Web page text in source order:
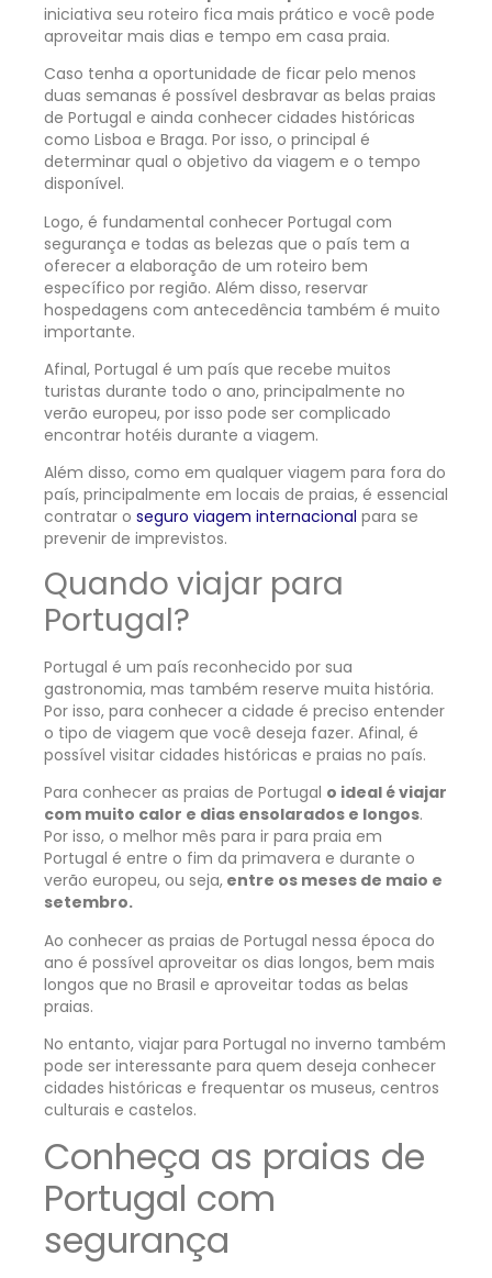
iniciativa seu roteiro fica mais prático e você pode
aproveitar mais dias e tempo em casa praia.
Caso tenha a oportunidade de ficar pelo menos
duas semanas é possível desbravar as belas praias
de Portugal e ainda conhecer cidades históricas
como Lisboa e Braga. Por isso, o principal é
determinar qual o objetivo da viagem e o tempo
disponível.
Logo, é fundamental conhecer Portugal com
segurança e todas as belezas que o país tem a
oferecer a elaboração de um roteiro bem
específico por região. Além disso, reservar
hospedagens com antecedência também é muito
importante.
Afinal, Portugal é um país que recebe muitos
turistas durante todo o ano, principalmente no
verão europeu, por isso pode ser complicado
encontrar hotéis durante a viagem.
Além disso, como em qualquer viagem para fora do
país, principalmente em locais de praias, é essencial
contratar o seguro viagem internacional para se
prevenir de imprevistos.
Quando viajar para
Portugal?
Portugal é um país reconhecido por sua
gastronomia, mas também reserve muita história.
Por isso, para conhecer a cidade é preciso entender
o tipo de viagem que você deseja fazer. Afinal, é
possível visitar cidades históricas e praias no país.
Para conhecer as praias de Portugal o ideal é viajar
com muito calor e dias ensolarados e longos.
Por isso, o melhor mês para ir para praia em
Portugal é entre o fim da primavera e durante o
verão europeu, ou seja, entre os meses de maio e
setembro.
Ao conhecer as praias de Portugal nessa época do
ano é possível aproveitar os dias longos, bem mais
longos que no Brasil e aproveitar todas as belas
praias.
No entanto, viajar para Portugal no inverno também
pode ser interessante para quem deseja conhecer
cidades históricas e frequentar os museus, centros
culturais e castelos.
Conheça as praias de
Portugal com
segurança